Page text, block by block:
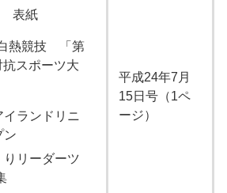
表紙
熱競技 「第
スポーツ大
ランドリニ
ン
リーダーツ
平成24年7月
15日号（1ペ
ージ）